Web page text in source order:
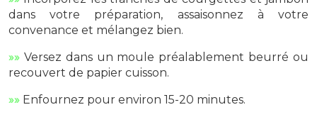
dans votre préparation, assaisonnez à votre
convenance et mélangez bien.
»» Versez dans un moule préalablement beurré ou
recouvert de papier cuisson.
»» Enfournez pour environ 15-20 minutes.